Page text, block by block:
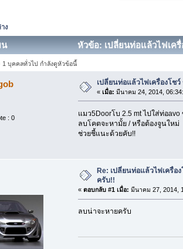
ง
น หัวข้อ: เปลี่ยนท่อแล้วไฟเค
1 บุคคลทั่วไป กำลังดูหัวข้อนี้
: 0
เปลี่ยนท่อแล้วไฟเครื่องโช
« เมื่อ: มีนาคม 24, 2014,
แมว5Doorโบ 2.5 mt ไปใส่ท่อ
ลบโคตจะหามั้ย / หรือต้องจูนใหม่
ช่วยชี้แนะด้วยคับ!!
Re: เปลี่ยนท่อแล้วไฟเครื่
ครับ!!
« ตอบกลับ #1 เมื่อ: มีนาคม 27, 2014,
ลบน่าจะหายครับ